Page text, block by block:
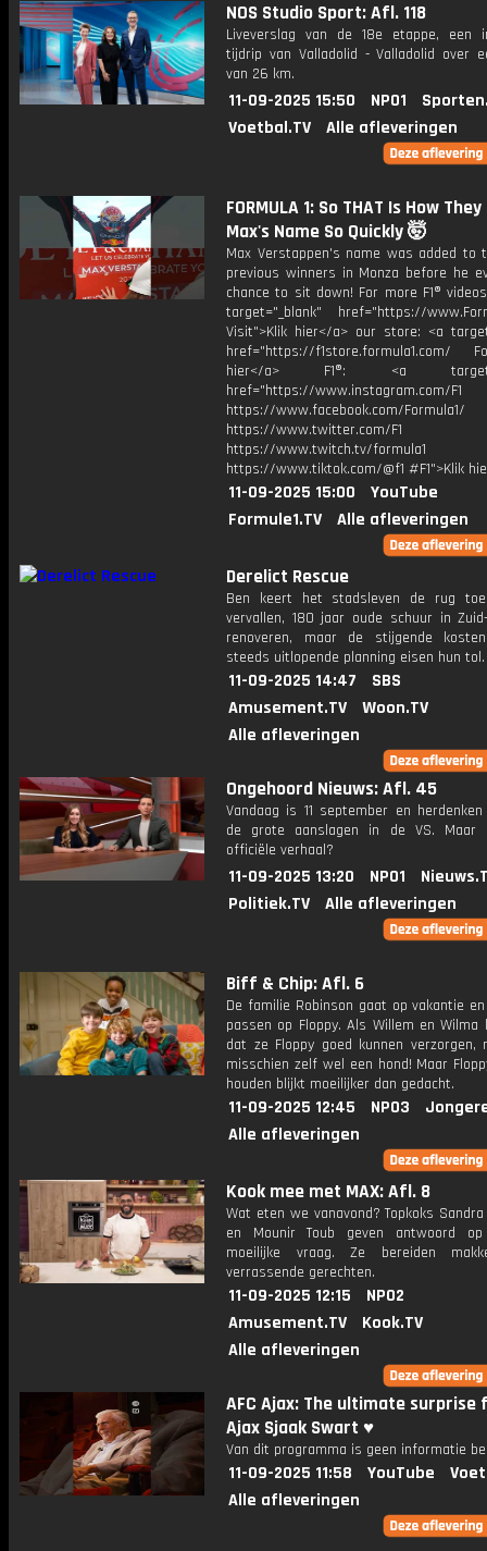
NOS Studio Sport: Afl. 118
Liveverslag van de 18e etappe, een
tijdrip van Valladolid - Valladolid over
van 26 km.
11-09-2025 15:50 NPO1
Voetbal.TV
Alle afleveringen
FORMULA 1: So THAT Is How They
Max's Name So Quickly 🤯
Max Verstappen's name was added to
previous winners in Monza before he
chance to sit down! For more F1®
target="_blank" href="https://
Visit">Klik hier</a> our store: <a
href="https://f1store.formula1.com/
hier</a> F1®: <a
href="https://www.instagram.com/F1
https://www.facebook.com/Formula1/
https://www.twitter.com/F1
https://www.twitch.tv/formula1
https://www.tiktok.com/@f1 #F1">Klik
11-09-2025 15:00
YouTube
Formule1.TV
Alle afleveringen
Derelict Rescue
Ben keert het stadsleven de rug
vervallen, 180 jaar oude schuur in
renoveren, maar de stijgende
steeds uitlopende planning eisen hun tol.
11-09-2025 14:47
SBS
Amusement.TV
Woon.TV
Alle afleveringen
Ongehoord Nieuws: Afl. 45
Vandaag is 11 september en
de grote aanslagen in de VS. Maar
officiële verhaal?
11-09-2025 13:20 NPO1
Politiek.TV
Alle afleveringen
Biff & Chip: Afl. 6
De familie Robinson gaat op vakantie
passen op Floppy. Als Willem en Wilma
dat ze Floppy goed kunnen verzorgen,
misschien zelf wel een hond! Maar
houden blijkt moeilijker dan gedacht.
11-09-2025 12:45 NPO3
Alle afleveringen
Kook mee met MAX: Afl. 8
Wat eten we vanavond? Topkoks
en Mounir Toub geven antwoord
moeilijke vraag. Ze bereiden
verrassende gerechten.
11-09-2025 12:15
NPO2
Amusement.TV
Kook.TV
Alle afleveringen
AFC Ajax: The ultimate surprise
Ajax Sjaak Swart ♥️
Van dit programma is geen informatie
11-09-2025 11:58 YouTube
Alle afleveringen